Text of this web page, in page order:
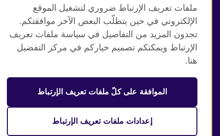
موقع المجلس الثقافي البريطاني العالمي
الخصوصية وشروط الاستخدام
ملفات تعريف الإرتباط
خريطة الموقع
منظمة المملكة المتحدة الدولية للعلاقات الثقافية والفرص
ملفات تعريف الإرتباط ضروري لتشغيل الموقع
الإلكتروني في حين يتطلّب البعض الآخر موافقتكم.
تجدون المزيد من التفاصيل في سياسة ملفات تعريف
الإرتباط ويمكنكم تصميم خياركم في مركز التفضيل
هنا.
الموافقة على كلّ ملفات تعريف الإرتباط
إعدادات ملفات تعريف الإرتباط